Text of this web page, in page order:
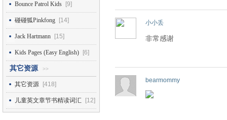
Bounce Patrol Kids [9]
碰碰狐Pinkfong [14]
Jack Hartmann [15]
Kids Pages (Easy English) [6]
其它资源 >>
其它资源 [418]
儿童英文章节书精读词汇 [12]
小小丢
非常感谢
bearmommy